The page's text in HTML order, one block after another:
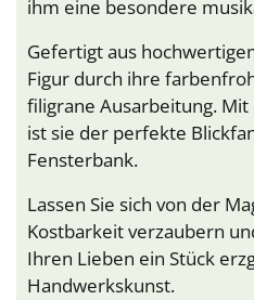
ihm eine besondere
Gefertigt aus
Figur durch ihre
filigrane Ausarbeitung.
ist sie der perfekte
Fensterbank.
Lassen Sie sich von der
Kostbarkeit verzaubern
Ihren Lieben ein Stück
Handwerkskunst.